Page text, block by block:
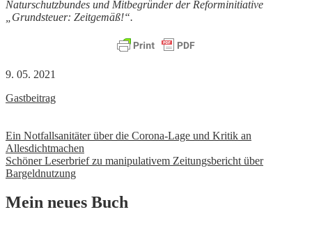
Naturschutzbundes und Mitbegründer der Reforminitiative
„Grundsteuer: Zeitgemäß!“.
9. 05. 2021
Gastbeitrag
Beitrags-
Navigation
Ein Notfallsanitäter über die Corona-Lage und Kritik an
Allesdichtmachen
Schöner Leserbrief zu manipulativem Zeitungsbericht über
Bargeldnutzung
Mein neues Buch